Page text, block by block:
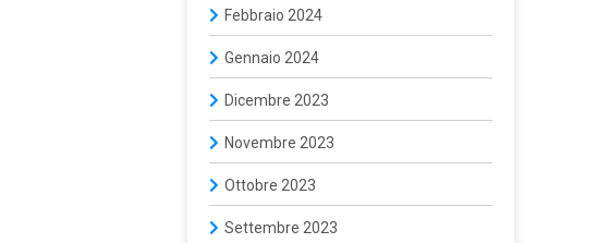
Febbraio 2024
Gennaio 2024
Dicembre 2023
Novembre 2023
Ottobre 2023
Settembre 2023